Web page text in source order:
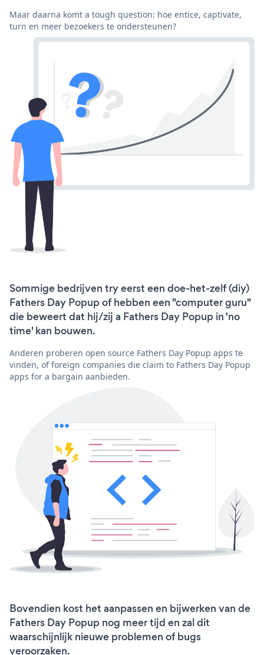
Maar daarna komt a tough question: hoe entice, captivate,
turn en meer bezoekers te ondersteunen?
Sommige bedrijven try eerst een doe-het-zelf (diy)
Fathers Day Popup of hebben een "computer guru"
die beweert dat hij/zij a Fathers Day Popup in 'no
time' kan bouwen.
Anderen proberen open source Fathers Day Popup apps te
vinden, of foreign companies die claim to Fathers Day Popup
apps for a bargain aanbieden.
Bovendien kost het aanpassen en bijwerken van de
Fathers Day Popup nog meer tijd en zal dit
waarschijnlijk nieuwe problemen of bugs
veroorzaken.